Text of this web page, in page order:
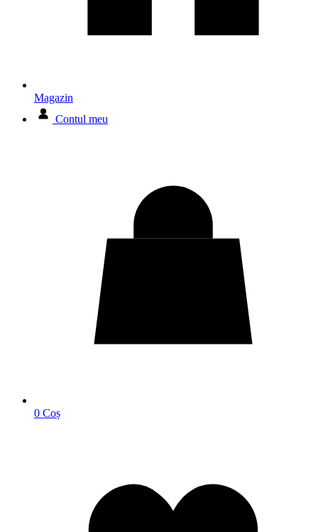
Magazin
Contul meu
0 Coș